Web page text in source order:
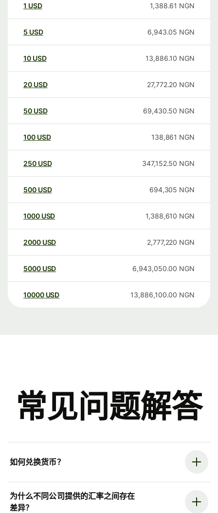
1 USD 1,388.61 NGN
5 USD 6,943.05 NGN
10 USD 13,886.10 NGN
20 USD 27,772.20 NGN
50 USD 69,430.50 NGN
100 USD 138,861 NGN
250 USD 347,152.50 NGN
500 USD 694,305 NGN
1000 USD 1,388,610 NGN
2000 USD 2,777,220 NGN
5000 USD 6,943,050.00 NGN
10000 USD 13,886,100.00 NGN
常见问题解答
如何兑换货币？
为什么不同公司提供的汇率之间存在
差异？